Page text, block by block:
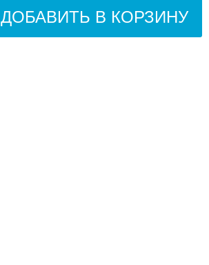
ДОБАВИТЬ В КОРЗИНУ